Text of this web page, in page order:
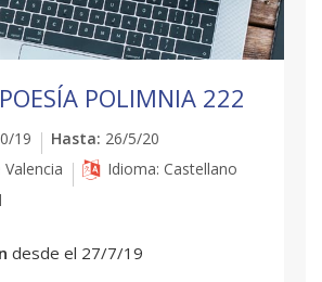
POLIMNIA 222
19 Hasta: 26/5/20
Idioma: Castellano
desde el 27/7/19